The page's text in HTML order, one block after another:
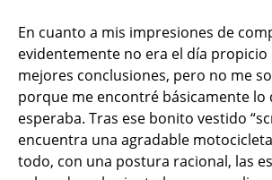
En cuanto a mis impresiones de
evidentemente no era el día propicio
mejores conclusiones, pero no me
porque me encontré básicamente lo
esperaba. Tras ese bonito vestido
encuentra una agradable
todo, con una postura racional, las